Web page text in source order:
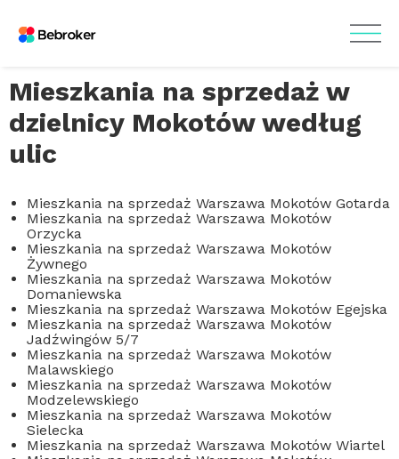
Mieszkania na sprzedaż w
dzielnicy Mokotów według
ulic
Mieszkania na sprzedaż Warszawa Mokotów Gotarda
Mieszkania na sprzedaż Warszawa Mokotów
Orzycka
Mieszkania na sprzedaż Warszawa Mokotów
Żywnego
Mieszkania na sprzedaż Warszawa Mokotów
Domaniewska
Mieszkania na sprzedaż Warszawa Mokotów Egejska
Mieszkania na sprzedaż Warszawa Mokotów
Jadźwingów 5/7
Mieszkania na sprzedaż Warszawa Mokotów
Malawskiego
Mieszkania na sprzedaż Warszawa Mokotów
Modzelewskiego
Mieszkania na sprzedaż Warszawa Mokotów
Sielecka
Mieszkania na sprzedaż Warszawa Mokotów Wiartel